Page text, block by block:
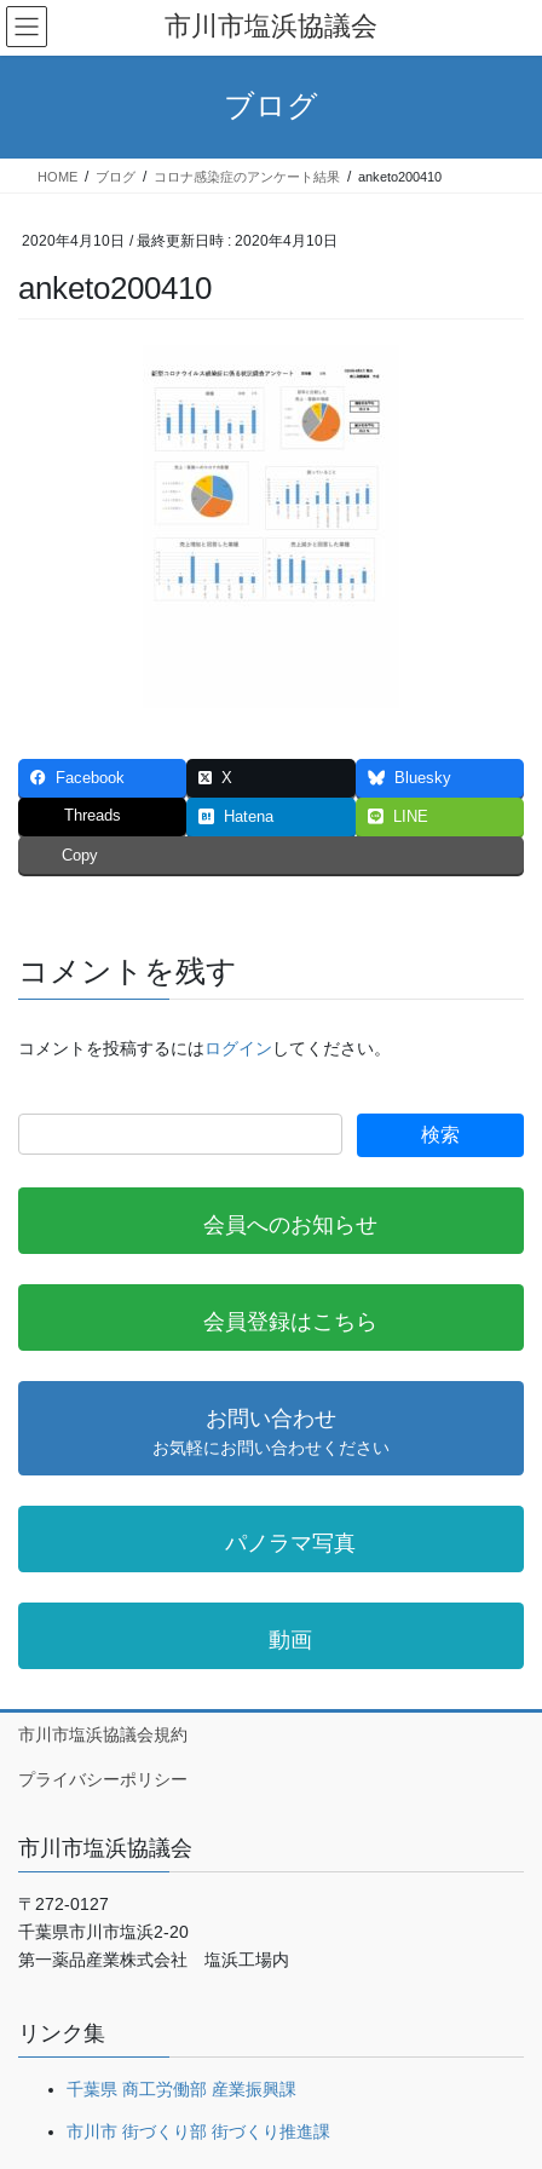
コ
ン
テ
ス
ナ
ビ
ゲ
ン
市川市塩浜協議会
ブログ
HOME ブログ コロナ感染症のアンケート結果 anketo200410
2020年4月10日 / 最終更新日時 : 2020年4月10日
anketo200410
Facebook X Bluesky
Threads Hatena LINE
Copy
コメントを残す
コメントを投稿するにはログイン してください。
会員へのお知らせ
会員登録はこちら
お問い合わせ
お気軽にお問い合わせください
パノラマ写真
動画
市川市塩浜協議会規約
プライバシーポリシー
市川市塩浜協議会
〒272-0127
千葉県市川市塩浜2-20
第一薬品産業株式会社 塩浜工場内
リンク集
千葉県 商工労働部 産業振興課
市川市 街づくり部 街づくり推進課